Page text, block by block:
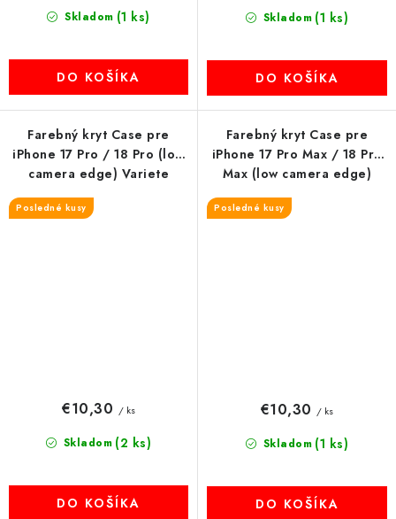
Skladom (1 ks)
DO KOŠÍKA
Skladom (1 ks)
DO KOŠÍKA
Farebný kryt Case pre
iPhone 17 Pro / 18 Pro (low
camera edge) Variete
modrý
Posledné kusy
Skladom (2 ks)
€10,30 / ks
DO KOŠÍKA
Farebný kryt Case pre
iPhone 17 Pro Max / 18 Pro
Max (low camera edge)
Variete čierny
Posledné kusy
Skladom (1 ks)
€10,30 / ks
DO KOŠÍKA